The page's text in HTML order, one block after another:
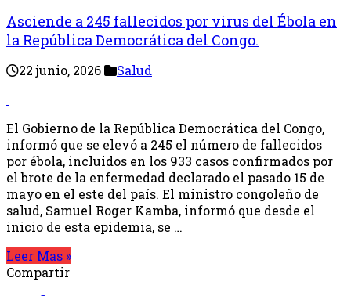
Asciende a 245 fallecidos por virus del Ébola en
la República Democrática del Congo.
22 junio, 2026 Salud
El Gobierno de la República Democrática del Congo,
informó que se elevó a 245 el número de fallecidos
por ébola, incluidos en los 933 casos confirmados por
el brote de la enfermedad declarado el pasado 15 de
mayo en el este del país. El ministro congoleño de
salud, Samuel Roger Kamba, informó que desde el
inicio de esta epidemia, se …
Leer Mas »
Compartir